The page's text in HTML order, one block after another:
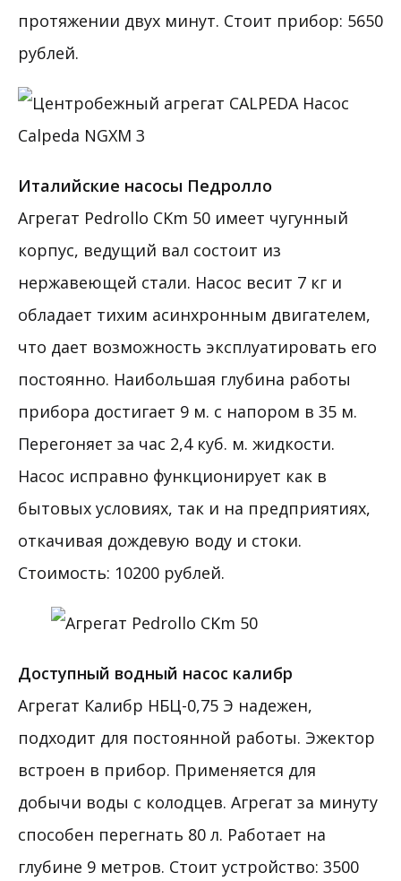
протяжении двух минут. Стоит прибор: 5650
рублей.
Италийские насосы Педролло
Агрегат Pedrollo CKm 50 имеет чугунный
корпус, ведущий вал состоит из
нержавеющей стали. Насос весит 7 кг и
обладает тихим асинхронным двигателем,
что дает возможность эксплуатировать его
постоянно. Наибольшая глубина работы
прибора достигает 9 м. с напором в 35 м.
Перегоняет за час 2,4 куб. м. жидкости.
Насос исправно функционирует как в
бытовых условиях, так и на предприятиях,
откачивая дождевую воду и стоки.
Стоимость: 10200 рублей.
Доступный водный насос калибр
Агрегат Калибр НБЦ-0,75 Э надежен,
подходит для постоянной работы. Эжектор
встроен в прибор. Применяется для
добычи воды с колодцев. Агрегат за минуту
способен перегнать 80 л. Работает на
глубине 9 метров. Стоит устройство: 3500